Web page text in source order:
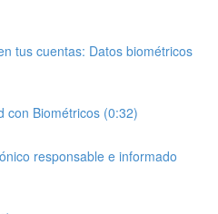
tus cuentas: Datos biométricos
con Biométricos (0:32)
responsable e informado